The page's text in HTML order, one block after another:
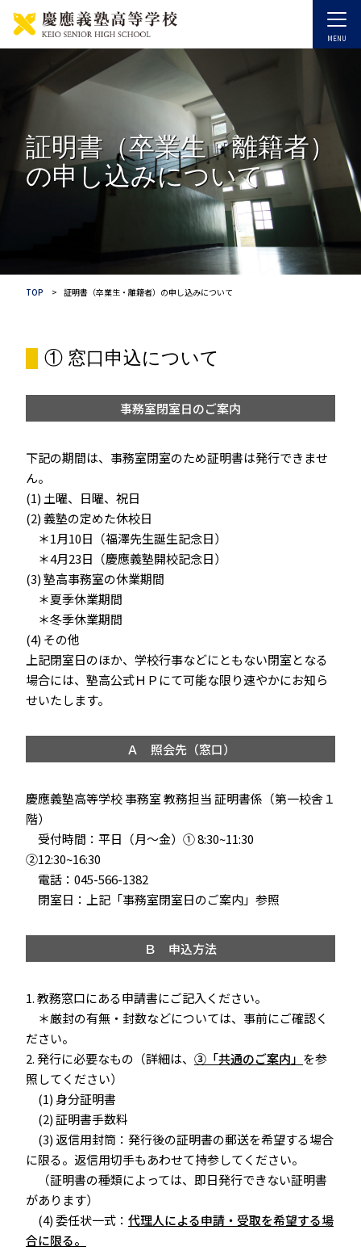
証明書（卒業生・離籍者）
の申し込みについて
TOP 証明書（卒業生・離籍者）の申し込みについて
① 窓口申込について
事務室閉室日のご案内
下記の期間は、事務室閉室のため証明書は発行できませ
ん。
(1) 土曜、日曜、祝日
(2) 義塾の定めた休校日
＊1月10日（福澤先生誕生記念日）
＊4月23日（慶應義塾開校記念日）
(3) 塾高事務室の休業期間
＊夏季休業期間
＊冬季休業期間
(4) その他
上記閉室日のほか、学校行事などにともない閉室となる
場合には、塾高公式ＨＰにて可能な限り速やかにお知ら
せいたします。
Ａ 照会先（窓口）
慶應義塾高等学校 事務室 教務担当 証明書係（第一校舎１
階）
受付時間：平日（月～金）① 8:30~11:30
②12:30~16:30
電話：045-566-1382
閉室日：上記「事務室閉室日のご案内」参照
Ｂ 申込方法
1. 教務窓口にある申請書にご記入ください。
＊厳封の有無・封数などについては、事前にご確認く
ださい。
2. 発行に必要なもの（詳細は、 ③「共通のご案内」 を参
照してください）
(1) 身分証明書
(2) 証明書手数料
(3) 返信用封筒：発行後の証明書の郵送を希望する場合
に限る。返信用切手もあわせて持参してください。
（証明書の種類によっては、即日発行できない証明書
があります）
(4) 委任状一式： 代理人による申請・受取を希望する場
合に限る。